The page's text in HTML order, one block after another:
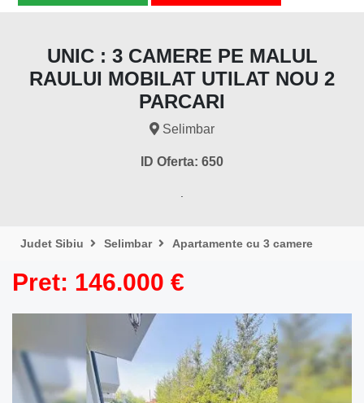
UNIC : 3 CAMERE PE MALUL
RAULUI MOBILAT UTILAT NOU 2
PARCARI
Selimbar
ID Oferta: 650
Judet Sibiu Selimbar Apartamente cu 3 camere
Pret: 146.000 €